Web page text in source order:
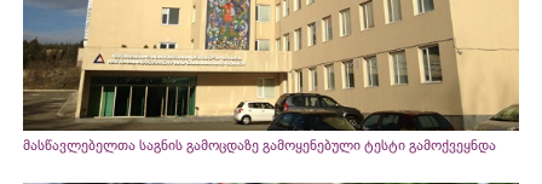
მასწავლებელთა საგნის გამოცდაზე გამოყენებული ტესტი გამოქვეყნდა